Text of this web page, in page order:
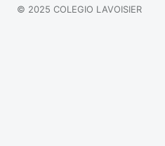
© 2025 COLEGIO LAVOISIER